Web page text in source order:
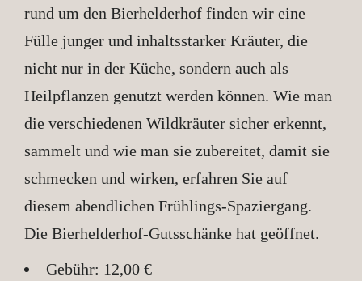
rund um den Bierhelderhof finden wir eine
Fülle junger und inhaltsstarker Kräuter, die
nicht nur in der Küche, sondern auch als
Heilpflanzen genutzt werden können. Wie man
die verschiedenen Wildkräuter sicher erkennt,
sammelt und wie man sie zubereitet, damit sie
schmecken und wirken, erfahren Sie auf
diesem abendlichen Frühlings-Spaziergang.
Die Bierhelderhof-Gutsschänke hat geöffnet.
Gebühr: 12,00 €